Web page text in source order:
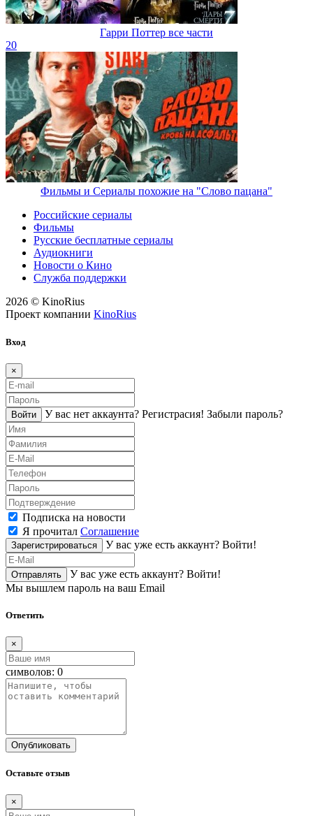
Гарри Поттер все части
20
Фильмы и Сериалы похожие на "Слово пацана"
Российские сериалы
Фильмы
Русские бесплатные сериалы
Аудиокниги
Новости о Кино
Служба поддержки
2026 © KinoRius
Проект компании KinoRius
Вход
×
Войти У вас нет аккаунта? Регистраcия! Забыли пароль?
Подписка на новости
Я прочитал Соглашение
Зарегистрироваться У вас уже есть аккаунт? Войти!
Отправлять У вас уже есть аккаунт? Войти!
Мы вышлем пароль на ваш Email
Ответить
×
символов: 0
Опубликовать
Оставьте отзыв
×